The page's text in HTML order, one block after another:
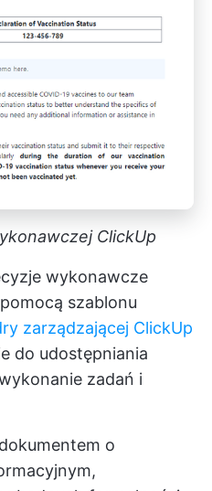
ClickUp
wykonawcze
szablonu
zarządzającej ClickUp
do udostępniania
zadań i
o